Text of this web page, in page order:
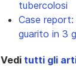
tubercolosi
Case
guarito in 3
Vedi tutti gli